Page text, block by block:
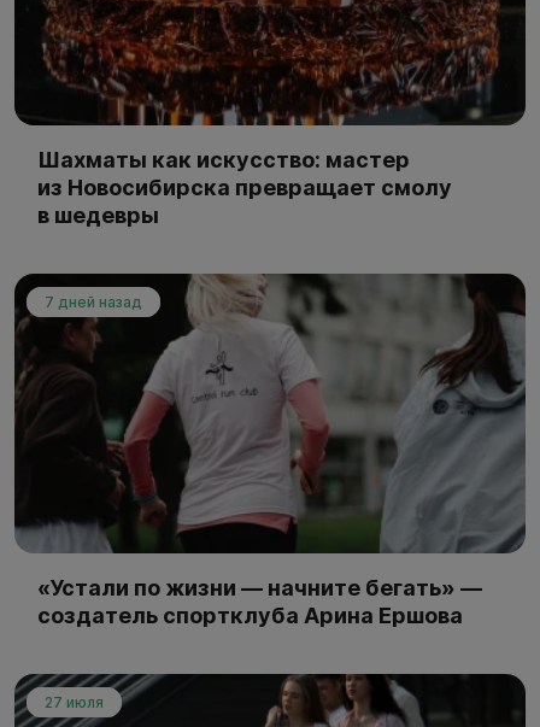
Шахматы как искусство: мастер
из Новосибирска превращает смолу
в шедевры
7 дней назад
«Устали по жизни — начните бегать» —
создатель спортклуба Арина Ершова
27 июля